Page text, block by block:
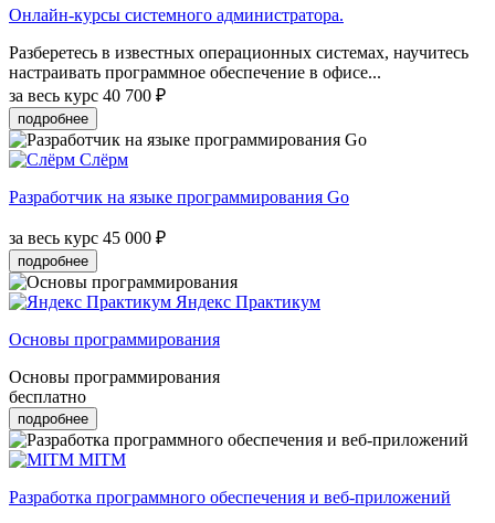
Онлайн-курсы системного администратора.
Разберетесь в известных операционных системах, научитесь
настраивать программное обеспечение в офисе...
за весь курс 40 700 ₽
подробнее
Слёрм
Разработчик на языке программирования Go
за весь курс 45 000 ₽
подробнее
Яндекс Практикум
Основы программирования
Основы программирования
бесплатно
подробнее
MITM
Разработка программного обеспечения и веб-приложений